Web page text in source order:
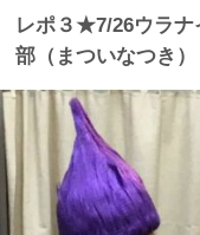
レポ３★7/26ウラナ
部（まついなつき）